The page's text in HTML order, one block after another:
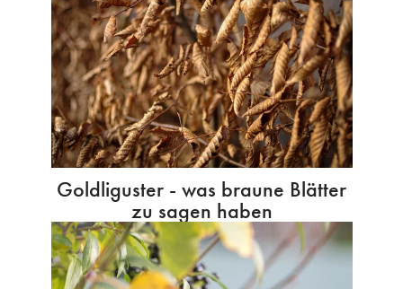
Goldliguster - was braune Blätter
zu sagen haben